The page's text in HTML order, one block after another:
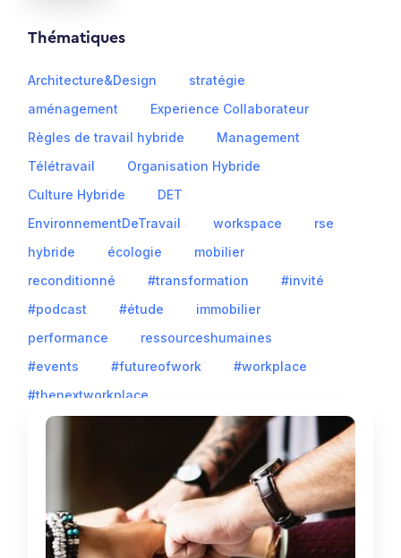
Thématiques
Architecture&Design
stratégie
aménagement
Experience Collaborateur
Règles de travail hybride
Management
Télétravail
Organisation Hybride
Culture Hybride
DET
EnvironnementDeTravail
workspace
rse
hybride
écologie
mobilier
reconditionné
#transformation
#invité
#podcast
#étude
immobilier
performance
ressourceshumaines
#events
#futureofwork
#workplace
#thenextworkplace